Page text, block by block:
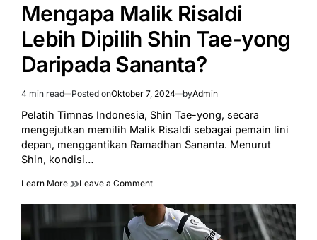
Mengapa Malik Risaldi
Lebih Dipilih Shin Tae-yong
Daripada Sananta?
Estimated
read
4 min read Posted onOktober 7, 2024 byAdmin
Pelatih Timnas Indonesia, Shin Tae-yong, secara
mengejutkan memilih Malik Risaldi sebagai pemain lini
depan, menggantikan Ramadhan Sananta. Menurut
Shin, kondisi…
Learn More Leave a Commenton
Malik
Risaldi
Lebih